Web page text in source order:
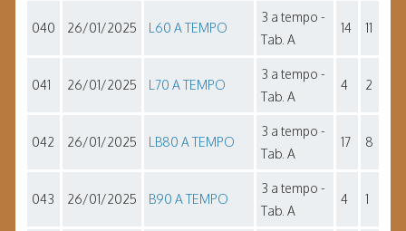
040 26/01/2025 L60 A TEMPO
3 a tempo -
Tab. A
14 11
041 26/01/2025 L70 A TEMPO
3 a tempo -
Tab. A
4 2
042 26/01/2025 LB80 A TEMPO
3 a tempo -
Tab. A
17 8
043 26/01/2025 B90 A TEMPO
3 a tempo -
Tab. A
4 1